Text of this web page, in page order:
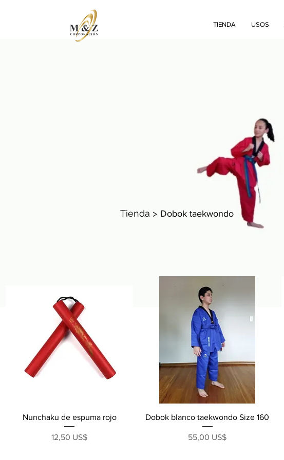
TIENDA USOS
Tienda > Dobok taekwondo
Vista rápida
Nunchaku de espuma rojo
Precio
12,50 US$
Vista rápida
Dobok blanco taekwondo Size 160
Precio
55,00 US$